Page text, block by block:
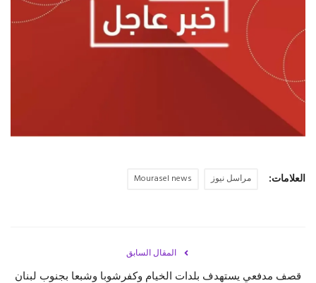
حياة
العلامات: مراسل نيوز Mourasel news
المقال السابق
قصف مدفعي يستهدف بلدات الخيام وكفرشوبا وشبعا بجنوب لبنان